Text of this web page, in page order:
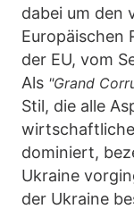
dabei um den
Europäischen
der EU, vom
Als "Grand
Stil, die alle
dominiert,
Ukraine
der Ukraine